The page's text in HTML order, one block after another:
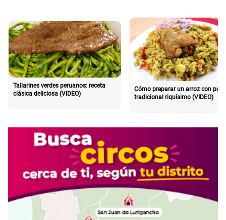
Tallarines verdes peruanos: receta
clásica deliciosa (VIDEO)
Cómo preparar un arroz con pollo
tradicional riquísimo (VIDEO)